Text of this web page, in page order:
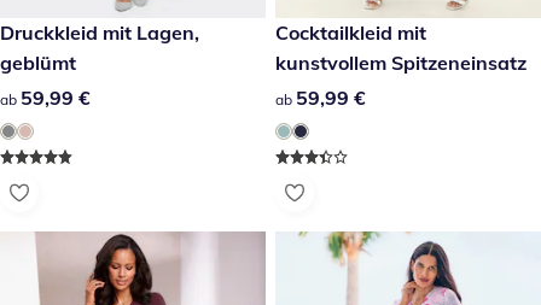
59,99 €
Druckkleid mit Lagen,
geblümt
59,99 €
ab 59,99 €
59,99 €
Cocktailkleid mit
kunstvollem Spitzeneinsatz
59,99 €
ab 59,99 €